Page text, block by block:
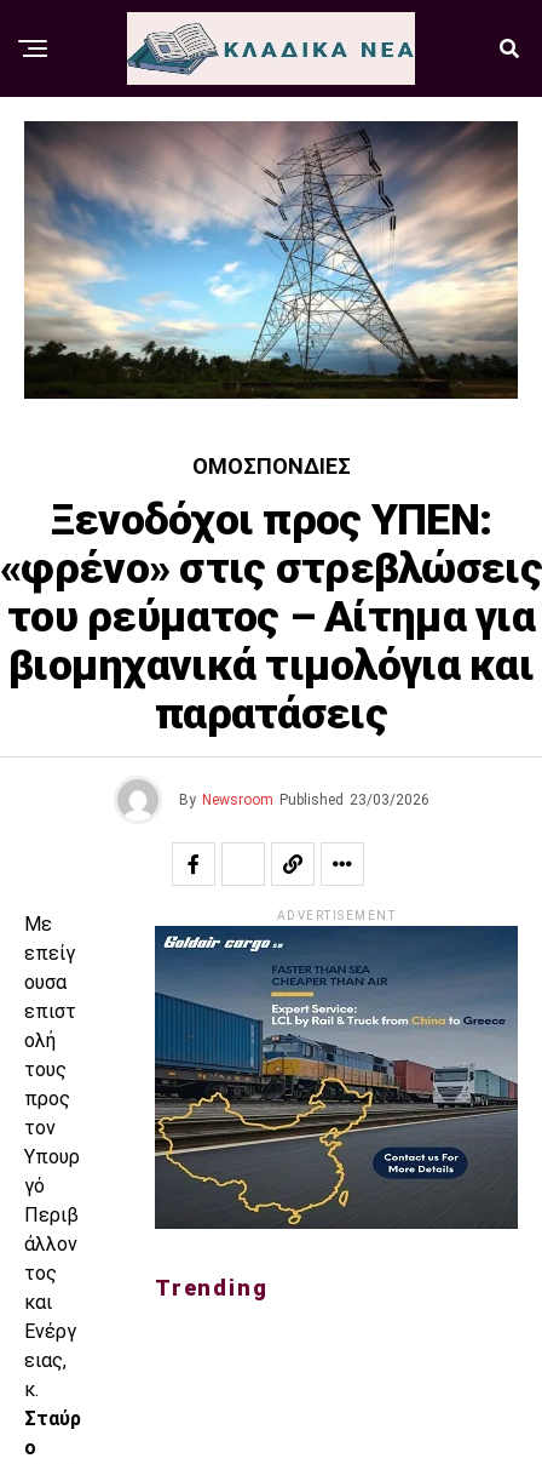
ΟΜΟΣΠΟΝΔΊΕΣ
Ξενοδόχοι προς ΥΠΕΝ:
«φρένο» στις στρεβλώσεις
του ρεύματος – Αίτημα για
βιομηχανικά τιμολόγια και
παρατάσεις
By Newsroom Published 23/03/2026
Με
επείγ
ουσα
επιστ
ολή
τους
προς
τον
Υπουρ
γό
Περιβ
άλλον
τος
και
Ενέργ
ειας,
κ.
Σταύρ
ο
ADVERTISEMENT
Trending